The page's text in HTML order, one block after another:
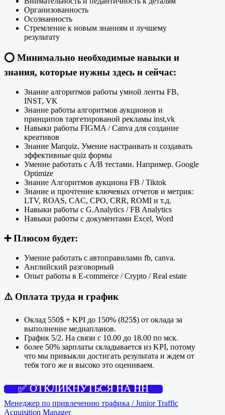
Организованность
Осознанность
Стремление к новым знаниям и лучшему
результату
⭕️ Минимально необходимые навыки и
знания, которые нужны здесь и сейчас:
Знание алгоритмов работы умной ленты FB,
INST, VK
Знание работы алгоритмов аукционов и
принципов таргетированой рекламы inst,vk
Навыки работы FIGMA / Canva для создание
креативов
Знание Marquiz. Умение настраивать и создавать
эффективные quiz формы
Умение работать с A/B тестами. Например. Google
Optimize
Знание Алгоритмов аукциона FB / Tiktok
Знание и прочтение ключевых отчетов и метрик:
LTV, ROAS, CAC, CPO, CRR, ROMI и т.д.
Навыки работы с G.Analytics / FB Analytics
Навыки работы с документами Excel, Word
➕Плюсом будет:
Умение работать с автоправилами fb, canva.
Английский разговорный
Опыт работы в E-commerce / Crypto / Real estate
⚠️ Оплата труда и график
Оклад 550$ + KPI до 150% (825$) от оклада за
выполнение медиапланов.
График 5/2. На связи с 10.00 до 18.00 по мск.
более 50% зарплаты складывается из KPI, потому
что мы привыкли достигать результата и ждем от
тебя того же и высоко это оцениваем.
✅ ОТКЛИКНУТЬСЯ НА HH
Менеджер по привлечению трафика / Junior Traffic
Acquisition Manager